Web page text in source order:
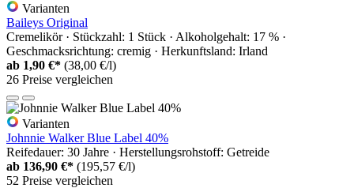
Varianten
Baileys Original
Cremelikör · Stückzahl: 1 Stück · Alkoholgehalt: 17 % ·
Geschmacksrichtung: cremig · Herkunftsland: Irland
ab 1,90 €* (38,00 €/l)
26 Preise vergleichen
Varianten
Johnnie Walker Blue Label 40%
Reifedauer: 30 Jahre · Herstellungsrohstoff: Getreide
ab 136,90 €* (195,57 €/l)
52 Preise vergleichen